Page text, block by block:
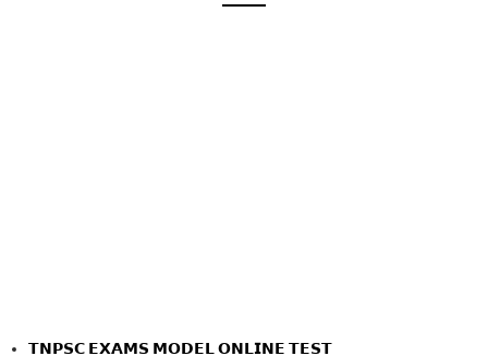
𝗧𝗡𝗣𝗦𝗖 𝗘𝗫𝗔𝗠𝗦 𝗠𝗢𝗗𝗘𝗟 𝗢𝗡𝗟𝗜𝗡𝗘 𝗧𝗘𝗦𝗧